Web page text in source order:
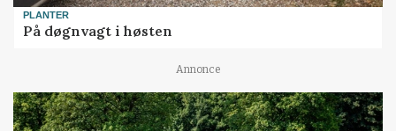
PLANTER
På døgnvagt i høsten
Annonce